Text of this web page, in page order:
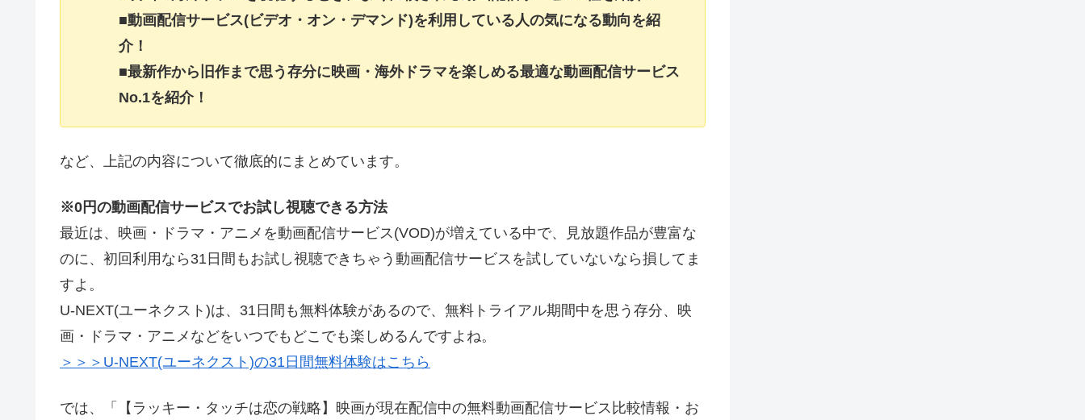
■動画配信サービス(ビデオ・オン・デマンド)を利用している人の気になる動向を紹
介！
■最新作から旧作まで思う存分に映画・海外ドラマを楽しめる最適な動画配信サービス
No.1を紹介！
など、上記の内容について徹底的にまとめています。
※0円の動画配信サービスでお試し視聴できる方法
最近は、映画・ドラマ・アニメを動画配信サービス(VOD)が増えている中で、見放題作品が豊富な
のに、初回利用なら31日間もお試し視聴できちゃう動画配信サービスを試していないなら損してま
すよ。
U-NEXT(ユーネクスト)は、31日間も無料体験があるので、無料トライアル期間中を思う存分、映
画・ドラマ・アニメなどをいつでもどこでも楽しめるんですよね。
＞＞＞U-NEXT(ユーネクスト)の31日間無料体験はこちら
では、「【ラッキー・タッチは恋の戦略】映画が現在配信中の無料動画配信サービス比較情報・お